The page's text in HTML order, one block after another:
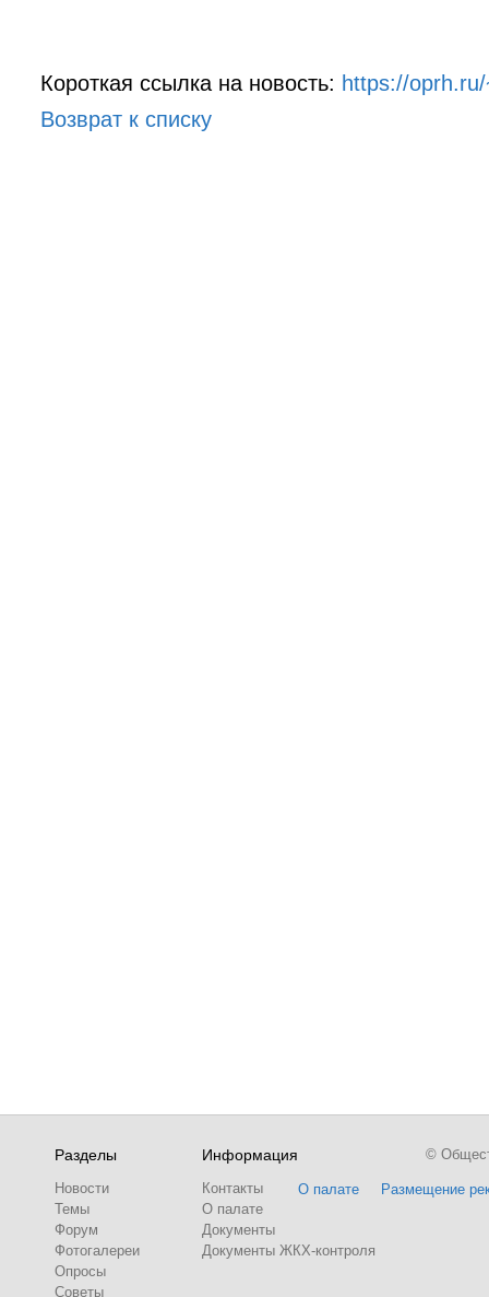
Короткая ссылка на новость: https://
Возврат к списку
Разделы
Новости
Темы
Форум
Фотогалереи
Опросы
Советы
Информация
Контакты
О палате
Документы
Документы ЖКХ-контроля
О палате Размещение
©